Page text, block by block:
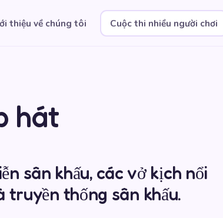
thiệu về chúng tôi Cuộc thi nhiều người chơi
hát
sân khấu, các vở kịch nổi
truyền thống sân khấu.